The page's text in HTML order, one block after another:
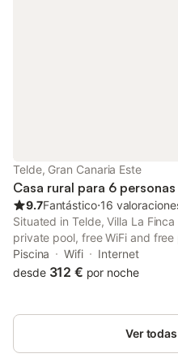
Telde, Gran Canaria Este
Casa rural para 6 personas
9.7Fantástico⋅16
Situated in Telde, Villa La
private pool, free WiFi and
drive. The air-conditioned
Centre.
Piscina Wifi
Internet
desde 312 € por noche
Ver